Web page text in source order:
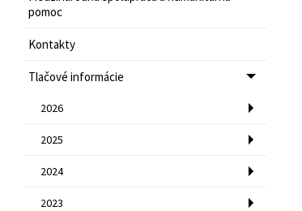
pomoc
Kontakty
Tlačové informácie
2026
2025
2024
2023